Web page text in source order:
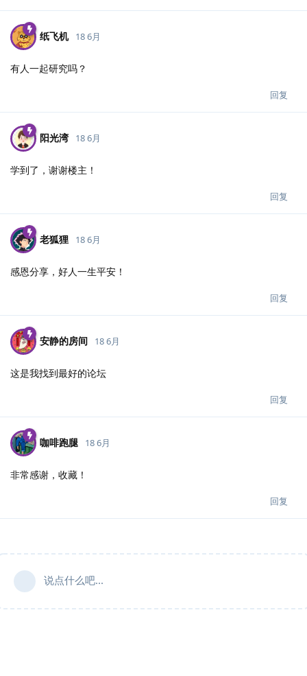
纸飞机 18 6月
有人一起研究吗？
回复
阳光湾 18 6月
学到了，谢谢楼主！
回复
老狐狸 18 6月
感恩分享，好人一生平安！
回复
安静的房间 18 6月
这是我找到最好的论坛
回复
咖啡跑腿 18 6月
非常感谢，收藏！
回复
说点什么吧...